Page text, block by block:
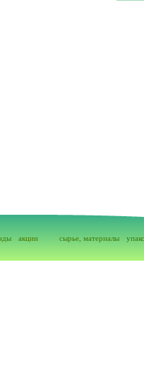
акции сырье, материалы